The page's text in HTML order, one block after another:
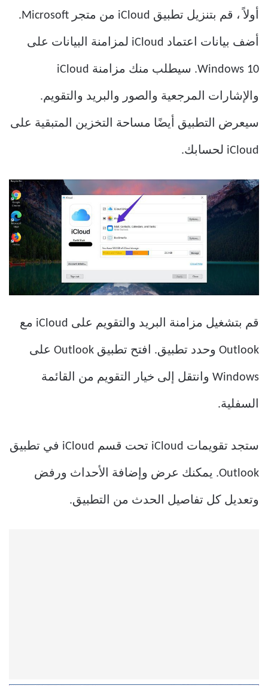
أولاً ، قم بتنزيل تطبيق iCloud من متجر Microsoft.
أضف بيانات اعتماد iCloud لمزامنة البيانات على
Windows 10. سيطلب منك مزامنة iCloud
والإشارات المرجعية والصور والبريد والتقويم.
سيعرض التطبيق أيضًا مساحة التخزين المتبقية على
iCloud لحسابك.
قم بتشغيل مزامنة البريد والتقويم على iCloud مع
Outlook وحدد تطبيق. افتح تطبيق Outlook على
Windows وانتقل إلى خيار التقويم من القائمة
السفلية.
ستجد تقويمات iCloud تحت قسم iCloud في تطبيق
Outlook. يمكنك عرض وإضافة الأحداث ورفض
وتعديل كل تفاصيل الحدث من التطبيق.